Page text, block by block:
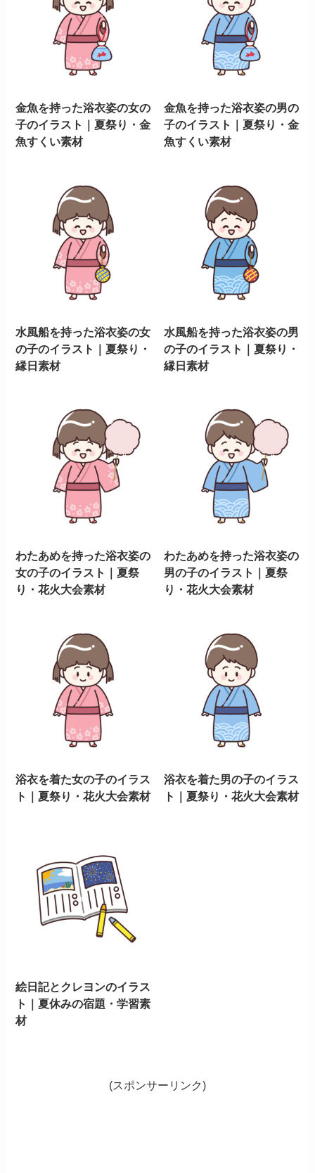
金魚を持った浴衣姿の女の
子のイラスト｜夏祭り・金
魚すくい素材
金魚を持った浴衣姿の男の
子のイラスト｜夏祭り・金
魚すくい素材
水風船を持った浴衣姿の女
の子のイラスト｜夏祭り・
縁日素材
水風船を持った浴衣姿の男
の子のイラスト｜夏祭り・
縁日素材
わたあめを持った浴衣姿の
女の子のイラスト｜夏祭
り・花火大会素材
わたあめを持った浴衣姿の
男の子のイラスト｜夏祭
り・花火大会素材
浴衣を着た女の子のイラス
ト｜夏祭り・花火大会素材
浴衣を着た男の子のイラス
ト｜夏祭り・花火大会素材
絵日記とクレヨンのイラス
ト｜夏休みの宿題・学習素
材
(スポンサーリンク)